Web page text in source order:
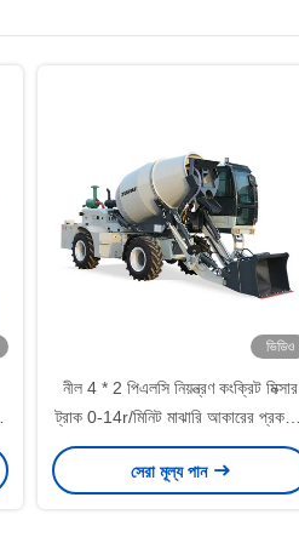
ভিডিও
নীল 4 * 2 পিএলসি নিয়ন্ত্রণ কংক্রিট মিক্সার
ট্রাক 0-14r/মিনিট মাঝারি আকারের প্রকল্পের
জন্য
সেরা মূল্য পান